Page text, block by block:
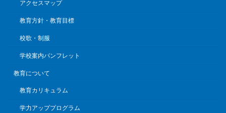
アクセスマップ
教育方針・教育目標
校歌・制服
学校案内パンフレット
教育について
教育カリキュラム
学力アッププログラム